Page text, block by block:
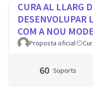
CURA AL LLARG
DESENVOLUPAR
COM A NOU
PROXIMITAT I
Proposta oficial
60 Suports